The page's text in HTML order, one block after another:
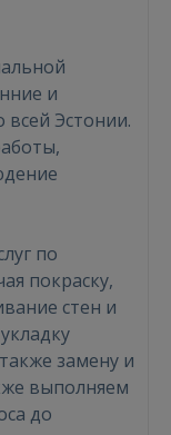
и
Эстонии.
по
покраску,
стен и
замену и
выполняем
до